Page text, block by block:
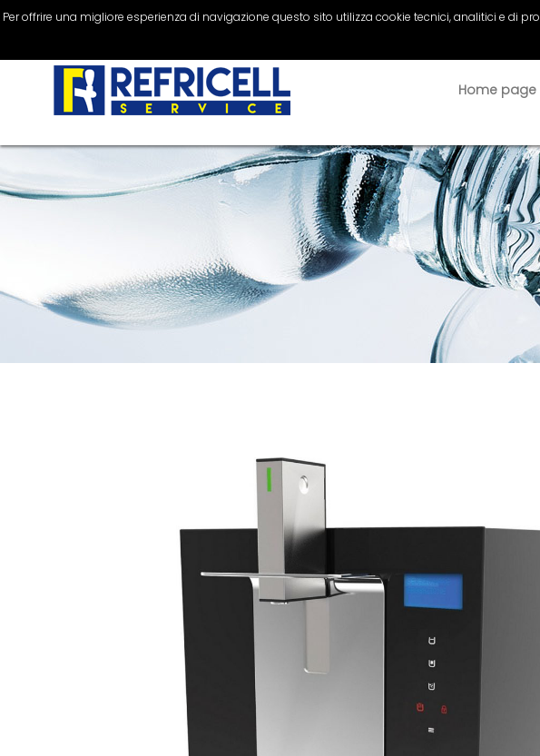
Per offrire una migliore esperienza di navigazione questo sito utilizza cookie tecnici, analitici e di
Impianti di spillatura 0804306505
Home page